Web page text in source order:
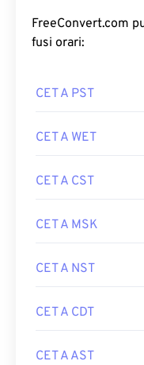
FreeConvert.com
fusi orari:
CET A PST
CET A WET
CET A CST
CET A MSK
CET A NST
CET A CDT
CET A AST